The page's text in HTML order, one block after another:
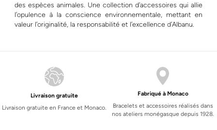
des espèces animales. Une collection d’accessoires qui allie
l’opulence à la conscience environnementale, mettant en
valeur l’originalité, la responsabilité et l’excellence d’Albanu.
Livraison gratuite
Livraison gratuite en France et Monaco.
Fabriqué à Monaco
Bracelets et accessoires réalisés dans
nos ateliers monégasque depuis 1928.